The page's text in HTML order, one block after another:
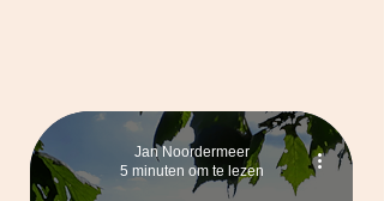
Jan Noordermeer
5 minuten om te lezen